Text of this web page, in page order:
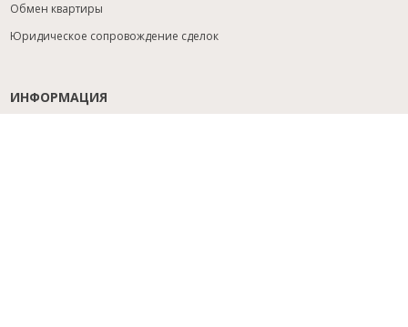
Обмен квартиры
Юридическое сопровождение сделок
ИНФОРМАЦИЯ